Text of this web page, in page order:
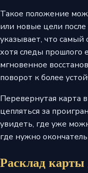
Такое положение
или новые цели
указывает, что
хотя следы
мгновенное
поворот к более
Перевернутая карта
цепляться за
увидеть, где уже
где нужно
Расклад